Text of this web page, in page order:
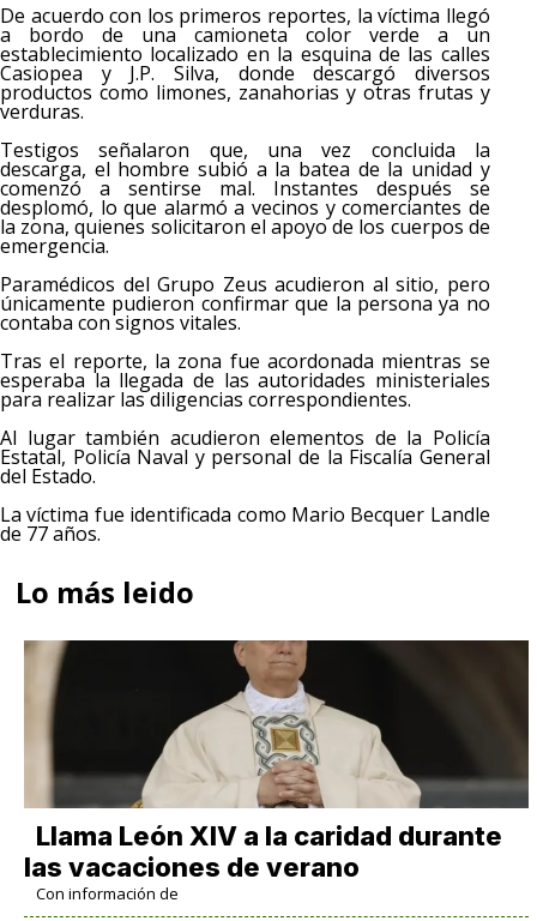
De acuerdo con los primeros reportes, la víctima llegó
a bordo de una camioneta color verde a un
establecimiento localizado en la esquina de las calles
Casiopea y J.P. Silva, donde descargó diversos
productos como limones, zanahorias y otras frutas y
verduras.
Testigos señalaron que, una vez concluida la
descarga, el hombre subió a la batea de la unidad y
comenzó a sentirse mal. Instantes después se
desplomó, lo que alarmó a vecinos y comerciantes de
la zona, quienes solicitaron el apoyo de los cuerpos de
emergencia.
Paramédicos del Grupo Zeus acudieron al sitio, pero
únicamente pudieron confirmar que la persona ya no
contaba con signos vitales.
Tras el reporte, la zona fue acordonada mientras se
esperaba la llegada de las autoridades ministeriales
para realizar las diligencias correspondientes.
Al lugar también acudieron elementos de la Policía
Estatal, Policía Naval y personal de la Fiscalía General
del Estado.
La víctima fue identificada como Mario Becquer Landle
de 77 años.
Lo más leido
Llama León XIV a la caridad durante
las vacaciones de verano
Con información de